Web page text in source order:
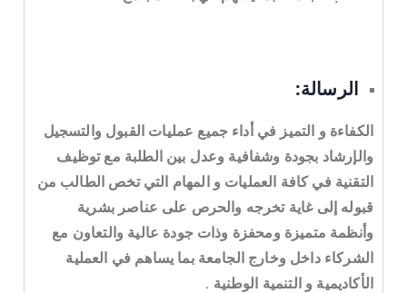
الرسالة:
الكفاءة و التميز في أداء جميع عمليات القبول والتسجيل
والإرشاد بجودة وشفافية وعدل بين الطلبة مع توظيف
التقنية في كافة العمليات و المهام التي تخص الطالب من
قبوله إلى غاية تخرجه والحرص على عناصر بشرية
وأنظمة متميزة ومحفزة وذات جودة عالية والتعاون مع
الشركاء داخل وخارج الجامعة بما يساهم في العملية
الأكاديمية و التنمية الوطنية .